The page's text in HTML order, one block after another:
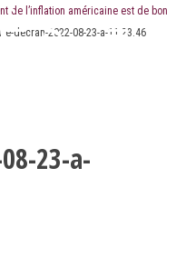
de l’inflation américaine est de bon
decran-2022-08-23-a-11.23.46
23-a-